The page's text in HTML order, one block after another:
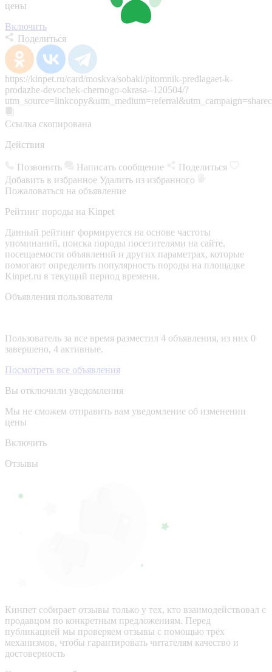
цены
Включить
Поделиться
https://kinpet.ru/card/moskva/sobaki/pitomnik-predlagaet-k-
prodazhe-devochek-chernogo-okrasa--120504/?
Ссылка скопирована
Действия
Позвонить Написать сообщение
Поделиться
Добавить в избранное Удалить из избранного
Пожаловаться на объявление
Рейтинг породы на Kinpet
Данный рейтинг формируется на основе частоты
упоминаний, поиска породы посетителями на сайте,
посещаемости объявлений и других параметрах, которые
помогают определить популярность породы на площадке
Kinpet.ru в текущий период времени.
Объявления пользователя
Пользователь за все время разместил 4 объявления, из них 0
завершено, 4 активные.
Посмотреть все объявления
Вы отключили уведомления
Мы не сможем отправить вам уведомление об изменении
цены
Включить
Отзывы
Кинпет собирает отзывы только у тех, кто взаимодействовал с
продавцом по конкретным предложениям. Перед
публикацией мы проверяем отзывы с помощью трёх
механизмов, чтобы гарантировать читателям качество и
достоверность